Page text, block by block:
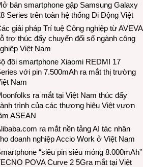
bán smartphone gập Samsung Galaxy
Series trên toàn hệ thống Di Động Việt
giải pháp Trí tuệ Công nghiệp từ AVEVA
trợ thúc đẩy chuyển đổi số ngành công
Việt Nam
đôi smartphone Xiaomi REDMI 17
với pin 7.500mAh ra mắt thị trường
Nam
ra mắt tại Việt Nam thúc đẩy
trình của các thương hiệu Việt vươn
ASEAN
ra mắt nền tảng AI tác nhân
doanh nghiệp Accio Work ở Việt Nam
“siêu pin siêu mỏng 8.000mAh”
POVA Curve 2 5Gra mắt tại Việt